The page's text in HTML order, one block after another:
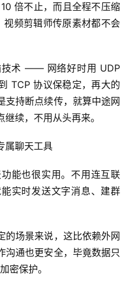
倍不止，而且全程不压缩
频剪辑师传原素材都不会
技术 —— 网络好时用 UDP
TCP 协议保稳定，再大的
支持断点续传，就算中途网
续，不用从头再来。
属聊天工具
能也很实用。不用连互联
实时发送文字消息、建群
的场景来说，这比依赖外网
沟通也更安全，毕竟数据只
密保护。